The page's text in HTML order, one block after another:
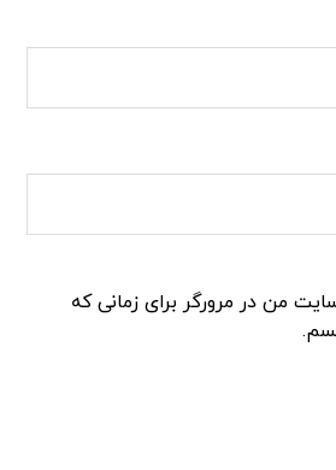
من در مرورگر برای زمانی که